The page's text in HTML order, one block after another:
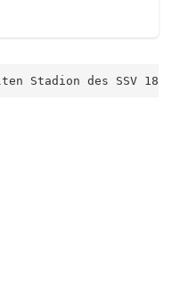
Stadion des SSV 1862